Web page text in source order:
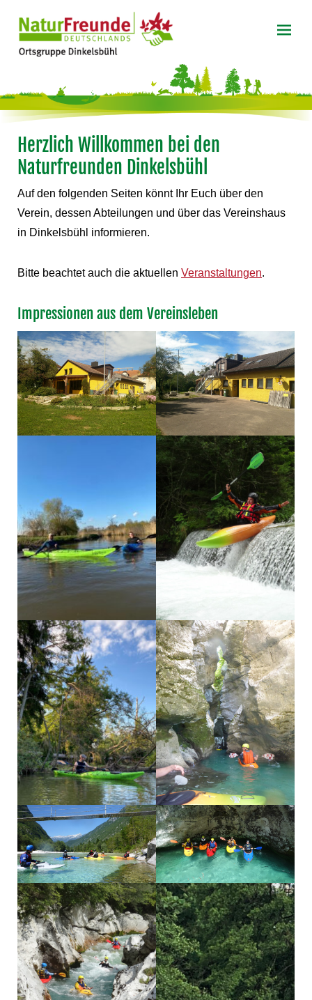
Herzlich Willkommen bei den
Naturfreunden Dinkelsbühl
Auf den folgenden Seiten könnt Ihr Euch über den
Verein, dessen Abteilungen und über das Vereinshaus
in Dinkelsbühl informieren.
Bitte beachtet auch die aktuellen Veranstaltungen.
Impressionen aus dem Vereinsleben